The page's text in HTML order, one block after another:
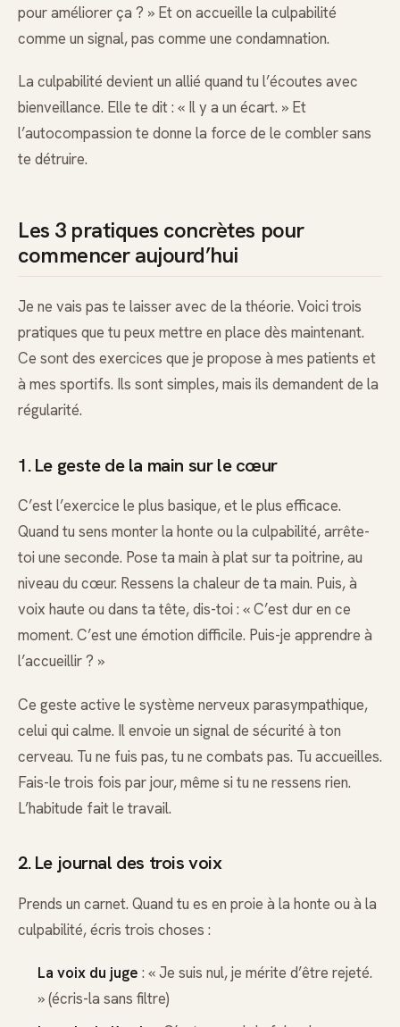
pour améliorer ça ? » Et on accueille la culpabilité
comme un signal, pas comme une condamnation.
La culpabilité devient un allié quand tu l’écoutes avec
bienveillance. Elle te dit : « Il y a un écart. » Et
l’autocompassion te donne la force de le combler sans
te détruire.
Les 3 pratiques concrètes pour
commencer aujourd’hui
Je ne vais pas te laisser avec de la théorie. Voici trois
pratiques que tu peux mettre en place dès maintenant.
Ce sont des exercices que je propose à mes patients et
à mes sportifs. Ils sont simples, mais ils demandent de la
régularité.
1. Le geste de la main sur le cœur
C’est l’exercice le plus basique, et le plus efficace.
Quand tu sens monter la honte ou la culpabilité, arrête-
toi une seconde. Pose ta main à plat sur ta poitrine, au
niveau du cœur. Ressens la chaleur de ta main. Puis, à
voix haute ou dans ta tête, dis-toi : « C’est dur en ce
moment. C’est une émotion difficile. Puis-je apprendre à
l’accueillir ? »
Ce geste active le système nerveux parasympathique,
celui qui calme. Il envoie un signal de sécurité à ton
cerveau. Tu ne fuis pas, tu ne combats pas. Tu accueilles.
Fais-le trois fois par jour, même si tu ne ressens rien.
L’habitude fait le travail.
2. Le journal des trois voix
Prends un carnet. Quand tu es en proie à la honte ou à la
culpabilité, écris trois choses :
La voix du juge : « Je suis nul, je mérite d’être rejeté.
» (écris-la sans filtre)